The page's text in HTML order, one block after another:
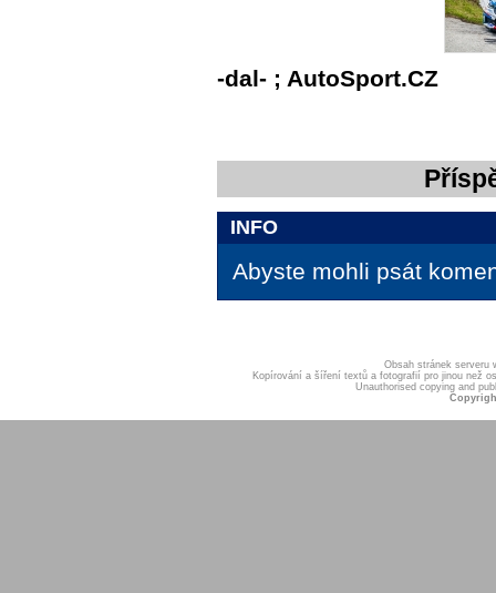
-dal- ; AutoSport.CZ
INFO
Abyste mohli psát
Obsah stránek serveru
Kopírování a šíření textů a fotografií pro jinou než
Unauthorised copying and